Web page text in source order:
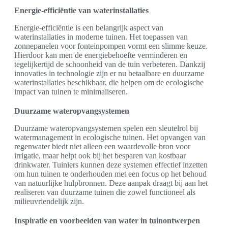
Energie-efficiëntie van waterinstallaties
Energie-efficiëntie is een belangrijk aspect van
waterinstallaties in moderne tuinen. Het toepassen van
zonnepanelen voor fonteinpompen vormt een slimme keuze.
Hierdoor kan men de energiebehoefte verminderen en
tegelijkertijd de schoonheid van de tuin verbeteren. Dankzij
innovaties in technologie zijn er nu betaalbare en duurzame
waterinstallaties beschikbaar, die helpen om de ecologische
impact van tuinen te minimaliseren.
Duurzame wateropvangsystemen
Duurzame wateropvangsystemen spelen een sleutelrol bij
watermanagement in ecologische tuinen. Het opvangen van
regenwater biedt niet alleen een waardevolle bron voor
irrigatie, maar helpt ook bij het besparen van kostbaar
drinkwater. Tuiniers kunnen deze systemen effectief inzetten
om hun tuinen te onderhouden met een focus op het behoud
van natuurlijke hulpbronnen. Deze aanpak draagt bij aan het
realiseren van duurzame tuinen die zowel functioneel als
milieuvriendelijk zijn.
Inspiratie en voorbeelden van water in tuinontwerpen